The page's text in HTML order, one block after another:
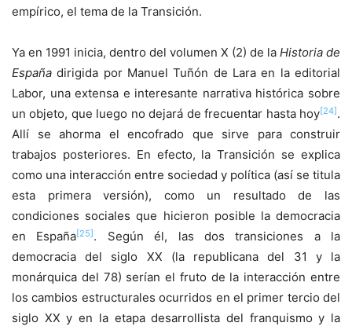
empírico, el tema de la Transición.
Ya en 1991 inicia, dentro del volumen X (2) de la Historia de
Españadirigida por Manuel Tuñón de Lara en la editorial
Labor, una extensa e interesante narrativa histórica sobre
un objeto, que luego no dejará de frecuentar hasta hoy[24].
Allí se ahorma el encofrado que sirve para construir
trabajos posteriores. En efecto, la Transición se explica
como una interacción entre sociedad y política (así se titula
esta primera versión), como un resultado de las
condiciones sociales que hicieron posible la democracia
en España[25]. Según él, las dos transiciones a la
democracia del siglo XX (la republicana del 31 y la
monárquica del 78) serían el fruto de la interacción entre
los cambios estructurales ocurridos en el primer tercio del
siglo XX y en la etapa desarrollista del franquismo y la